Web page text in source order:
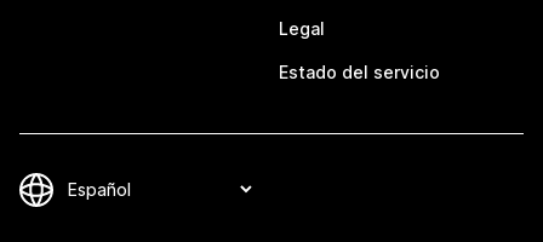
Legal
Estado del servicio